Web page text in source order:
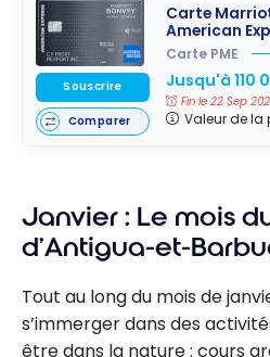
Carte
American
Carte PME
Jusqu'à 110
Fin le 22 Sep
Valeur de la
Souscrire
Comparer
Janvier : Le mois
d’Antigua-et-
Tout au long du mois de
s’immerger dans des
être dans la nature : cours